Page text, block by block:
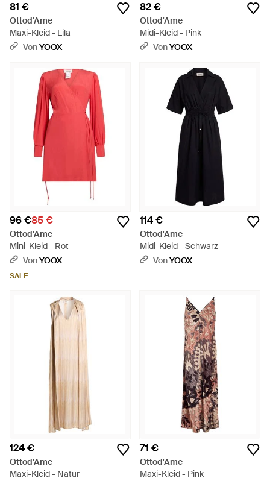
81 €
Ottod'Ame
Maxi-Kleid - Lila
VonYOOX
82 €
Ottod'Ame
Midi-Kleid - Pink
VonYOOX
96 €85 €
Ottod'Ame
Mini-Kleid - Rot
VonYOOX
SALE
114 €
Ottod'Ame
Midi-Kleid - Schwarz
VonYOOX
124 €
Ottod'Ame
Maxi-Kleid - Natur
71 €
Ottod'Ame
Maxi-Kleid - Pink